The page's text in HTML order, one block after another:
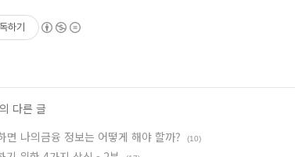
하기
다른 글
면 나의금융 정보는 어떻게 해야 할까?
(10)